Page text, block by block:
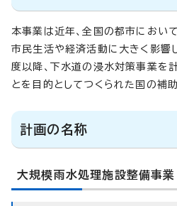
本事業は近年、全国の都市におい
市民生活や経済活動に大きく影響
度以降、下水道の浸水対策事業を
とを目的としてつくられた国の補助
計画の名称
大規模雨水処理施設整備事業